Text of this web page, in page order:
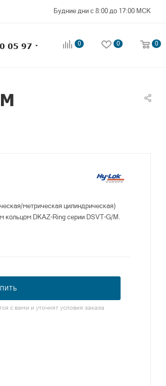
Будние дни с 8:00 до 17:00 МСК
05 97 0 0 0
метрическая цилиндрическая)
кольцом DKAZ-Ring серии DSVT-G/M.
с вами и уточнят условия заказа